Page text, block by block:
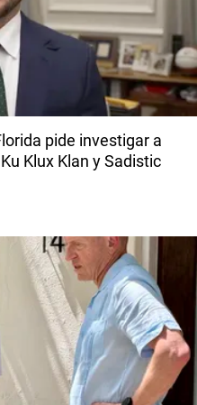
pide investigar a
Klux Klan y Sadistic